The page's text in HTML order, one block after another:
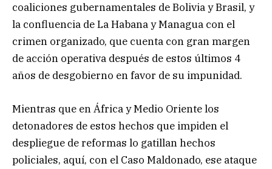
coaliciones gubernamentales de Bolivia y Brasil, y
la confluencia de La Habana y Managua con el
crimen organizado, que cuenta con gran margen
de acción operativa después de estos últimos 4
años de desgobierno en favor de su impunidad.
Mientras que en África y Medio Oriente los
detonadores de estos hechos que impiden el
despliegue de reformas lo gatillan hechos
policiales, aquí, con el Caso Maldonado, ese ataque